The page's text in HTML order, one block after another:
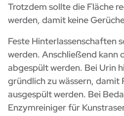
Trotzdem sollte die Fläche
werden, damit keine
Feste Hinterlassenschaften
werden. Anschließend kann
abgespült werden. Bei Urin
gründlich zu wässern, damit
ausgespült werden. Bei
Enzymreiniger für